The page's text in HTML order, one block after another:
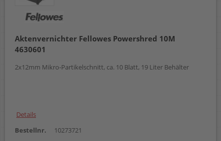
Aktenvernichter Fellowes Powershred 10M
4630601
2x12mm Mikro-Partikelschnitt, ca. 10 Blatt, 19 Liter Behälter
Details
Bestellnr.
10273721